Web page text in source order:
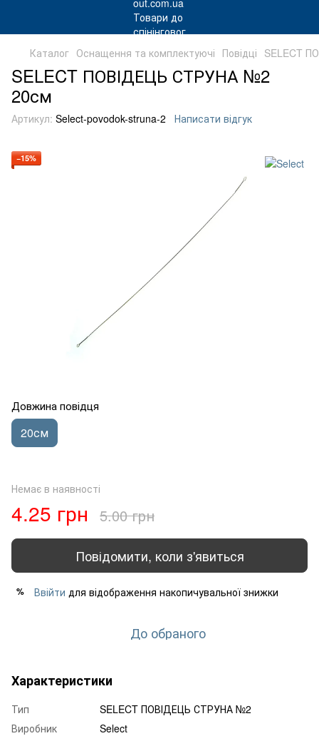
Каталог Оснащення та комплектуючі Повідці SELECT
SELECT ПОВІДЕЦЬ СТРУНА №2
20см
Артикул: Select-povodok-struna-2 Написати відгук
−15%
Довжина повідця
20см
Немає в наявності
4.25 грн 5.00 грн
Повідомити, коли з'явиться
% Ввійти для відображення накопичувальної знижки
До обраного
Характеристики
Тип
SELECT ПОВІДЕЦЬ СТРУНА №2
Виробник
Select